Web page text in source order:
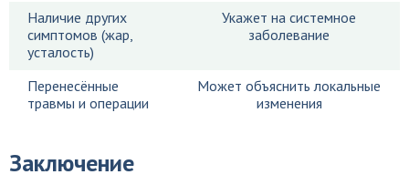
Наличие других
симптомов (жар,
усталость)
Укажет на системное
заболевание
Перенесённые
травмы и операции
Может объяснить локальные
изменения
Заключение